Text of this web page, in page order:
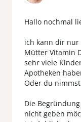
Hallo nochmal
ich kann dir nur
Mütter Vitamin
sehr viele
Apotheken
Oder du
Die
nicht geben